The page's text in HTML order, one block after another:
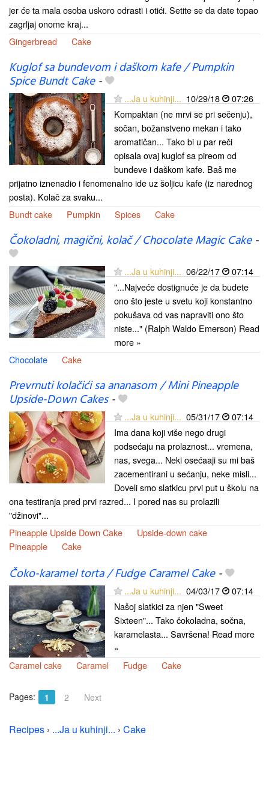
jer će ta mala osoba uskoro odrasti i otići. Setite se da date topao
zagrljaj onome kraj...
Gingerbread
Cake
Kuglof sa bundevom i daškom kafe / Pumpkin
Spice Bundt Cake-
...Ja u kuhinji... 10/29/18
07:26
Kompaktan (ne mrvi se pri sečenju),
sočan, božanstveno mekan i tako
aromatičan... Tako bi u par reči
opisala ovaj kuglof sa pireom od
bundeve i daškom kafe. Baš me
prijatno iznenadio i fenomenalno ide uz šoljicu kafe (iz narednog
posta). Kolač za svaku...
Bundt cake
Pumpkin Spices Cake
Čokoladni, magični, kolač / Chocolate Magic Cake-
...Ja u kuhinji... 06/22/17
07:14
"...Najveće dostignuće je da budete
ono što jeste u svetu koji konstantno
pokušava od vas napraviti ono što
niste..." (Ralph Waldo Emerson) Read
more »
Chocolate
Cake
Prevrnuti kolačići sa ananasom / Mini Pineapple
Upside-Down Cakes-
...Ja u kuhinji... 05/31/17
07:14
Ima dana koji više nego drugi
podsećaju na prolaznost... vremena,
nas, svega... Neki osećaaji su mi baš
zacementirani u sećanju, neke misli...
Doveli smo slatkicu prvi put u školu na
ona testiranja pred prvi razred... I pored nas su prolazili
"džinovi"...
Pineapple Upside Down Cake
Upside-down cake
Pineapple
Cake
Čoko-karamel torta / Fudge Caramel Cake-
...Ja u kuhinji... 04/03/17
07:14
Našoj slatkici za njen "Sweet
Sixteen"... Tako čokoladna, sočna,
karamelasta... Savršena! Read more
»
Caramel cake
Caramel Fudge Cake
Pages: 1 2 Next
Recipes › ...Ja u kuhinji... › Cake